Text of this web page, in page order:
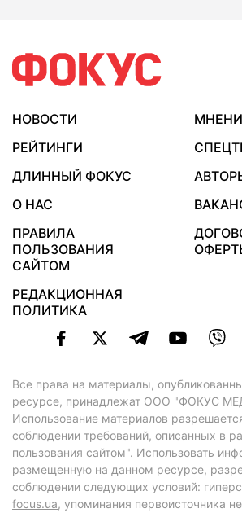
НОВОСТИ
РЕЙТИНГИ
ДЛИННЫЙ ФОКУС
О НАС
ПРАВИЛА
ПОЛЬЗОВАНИЯ
САЙТОМ
РЕДАКЦИОННАЯ
ПОЛИТИКА
Все права на материалы,
ресурсе, принадлежат ООО "ФОКУС
Использование материалов
соблюдении требований, описанных в
пользования сайтом". Использовать
размещенную на данном ресурсе,
соблюдении следующих условий:
focus.ua, упоминания первоисточника